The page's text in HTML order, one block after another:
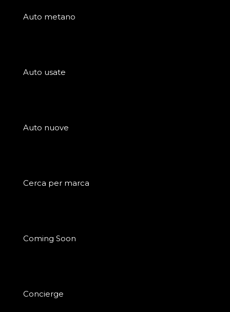
Auto metano
Auto usate
Auto nuove
Cerca per marca
Coming Soon
Concierge